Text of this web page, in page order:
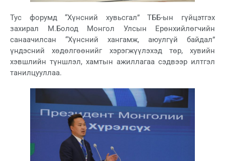
Тус форумд “Хүнсний хувьсгал” ТББ-ын гүйцэтгэх
захирал М.Болод Монгол Улсын Ерөнхийлөгчийн
санаачилсан “Хүнсний хангамж, аюулгүй байдал”
үндэсний хөдөлгөөнийг хэрэгжүүлэхэд төр, хувийн
хэвшлийн түншлэл, хамтын ажиллагаа сэдвээр илтгэл
танилцууллаа.